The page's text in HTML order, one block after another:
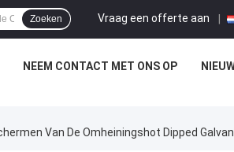
Vraag een offerte aan |
Zoeken
NEEM CONTACT MET ONS OP
Van De Omheiningshot Dipped